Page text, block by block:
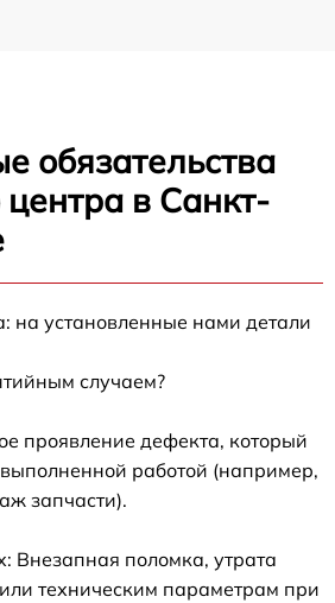
обязательства
центра в Санкт-
на установленные нами детали
случаем?
проявление дефекта, который
работой (например,
запчасти).
Внезапная поломка, утрата
техническим параметрам при